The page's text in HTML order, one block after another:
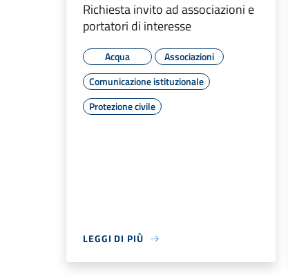
Richiesta invito ad associazioni e
portatori di interesse
Acqua
Associazioni
Comunicazione istituzionale
Protezione civile
LEGGI DI PIÙ